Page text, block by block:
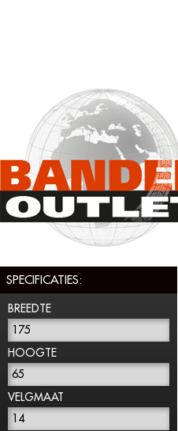
SPECIFICATIES:
BREEDTE
175
HOOGTE
65
VELGMAAT
14